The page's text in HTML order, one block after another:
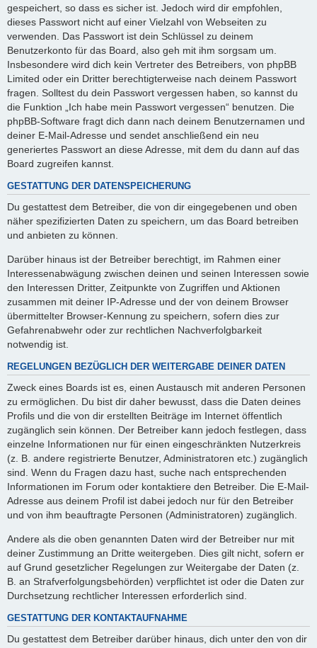
gespeichert, so dass es sicher ist. Jedoch wird dir empfohlen,
dieses Passwort nicht auf einer Vielzahl von Webseiten zu
verwenden. Das Passwort ist dein Schlüssel zu deinem
Benutzerkonto für das Board, also geh mit ihm sorgsam um.
Insbesondere wird dich kein Vertreter des Betreibers, von phpBB
Limited oder ein Dritter berechtigterweise nach deinem Passwort
fragen. Solltest du dein Passwort vergessen haben, so kannst du
die Funktion „Ich habe mein Passwort vergessen“ benutzen. Die
phpBB-Software fragt dich dann nach deinem Benutzernamen und
deiner E-Mail-Adresse und sendet anschließend ein neu
generiertes Passwort an diese Adresse, mit dem du dann auf das
Board zugreifen kannst.
GESTATTUNG DER DATENSPEICHERUNG
Du gestattest dem Betreiber, die von dir eingegebenen und oben
näher spezifizierten Daten zu speichern, um das Board betreiben
und anbieten zu können.
Darüber hinaus ist der Betreiber berechtigt, im Rahmen einer
Interessenabwägung zwischen deinen und seinen Interessen sowie
den Interessen Dritter, Zeitpunkte von Zugriffen und Aktionen
zusammen mit deiner IP-Adresse und der von deinem Browser
übermittelter Browser-Kennung zu speichern, sofern dies zur
Gefahrenabwehr oder zur rechtlichen Nachverfolgbarkeit
notwendig ist.
REGELUNGEN BEZÜGLICH DER WEITERGABE DEINER DATEN
Zweck eines Boards ist es, einen Austausch mit anderen Personen
zu ermöglichen. Du bist dir daher bewusst, dass die Daten deines
Profils und die von dir erstellten Beiträge im Internet öffentlich
zugänglich sein können. Der Betreiber kann jedoch festlegen, dass
einzelne Informationen nur für einen eingeschränkten Nutzerkreis
(z. B. andere registrierte Benutzer, Administratoren etc.) zugänglich
sind. Wenn du Fragen dazu hast, suche nach entsprechenden
Informationen im Forum oder kontaktiere den Betreiber. Die E-Mail-
Adresse aus deinem Profil ist dabei jedoch nur für den Betreiber
und von ihm beauftragte Personen (Administratoren) zugänglich.
Andere als die oben genannten Daten wird der Betreiber nur mit
deiner Zustimmung an Dritte weitergeben. Dies gilt nicht, sofern er
auf Grund gesetzlicher Regelungen zur Weitergabe der Daten (z.
B. an Strafverfolgungsbehörden) verpflichtet ist oder die Daten zur
Durchsetzung rechtlicher Interessen erforderlich sind.
GESTATTUNG DER KONTAKTAUFNAHME
Du gestattest dem Betreiber darüber hinaus, dich unter den von dir